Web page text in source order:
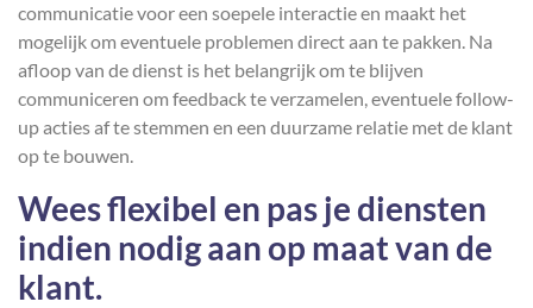
communicatie voor een soepele interactie en maakt het
mogelijk om eventuele problemen direct aan te pakken. Na
afloop van de dienst is het belangrijk om te blijven
communiceren om feedback te verzamelen, eventuele follow-
up acties af te stemmen en een duurzame relatie met de klant
op te bouwen.
Wees flexibel en pas je diensten
indien nodig aan op maat van de
klant.